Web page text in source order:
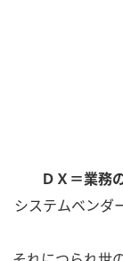
ＤＸ＝業務
システムベンダ